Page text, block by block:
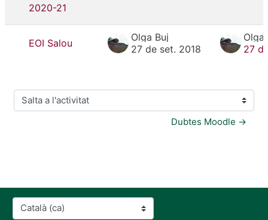
2020-21
EOI Salou
Olga Buj
27 de set. 2018
Olga
27
Salta a l'activitat
Dubtes Moodle →
Idioma